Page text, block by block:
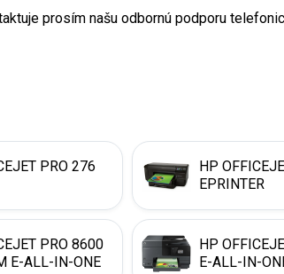
prosím našu odbornú podporu
PRO 276
HP
EPRINTER
PRO 8600
E-ALL-IN-ONE
HP
E-ALL-IN-